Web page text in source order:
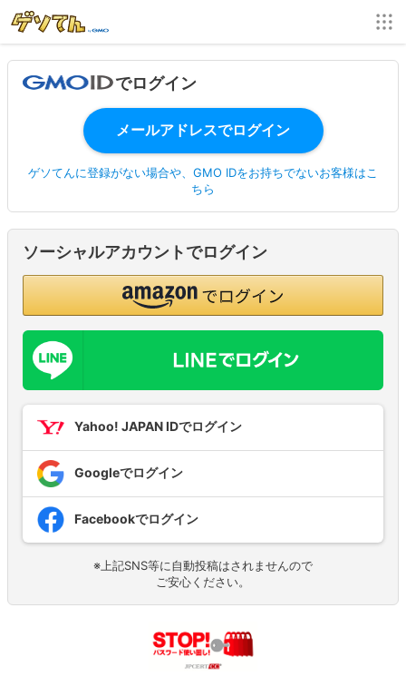
でログイン
ゲソてんに登録がない場合や、GMO IDをお持ちでないお客様はこ
ちら
ソーシャルアカウントでログイン
Yahoo! JAPAN IDでログイン
Googleでログイン
Facebookでログイン
※上記SNS等に自動投稿はされませんので
ご安心ください。